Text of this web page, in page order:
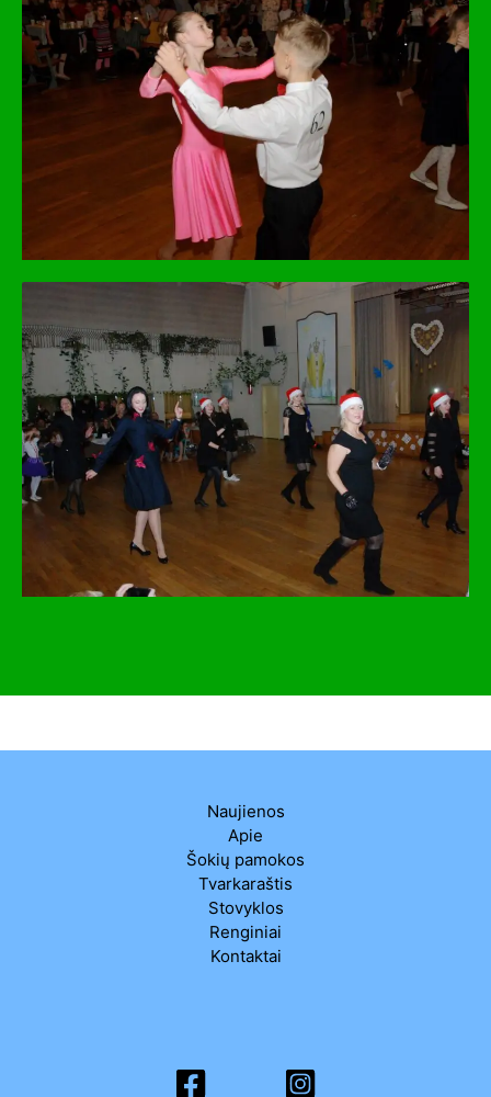
Naujienos
Apie
Šokių pamokos
Tvarkaraštis
Stovyklos
Renginiai
Kontaktai